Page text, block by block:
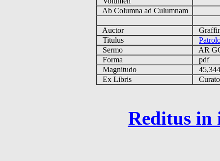
Ab Columna ad Culumnam
Auctor
Titulus
Sermo
AR
Forma
pdf
Magnitudo
Ex Libris
Reditus in